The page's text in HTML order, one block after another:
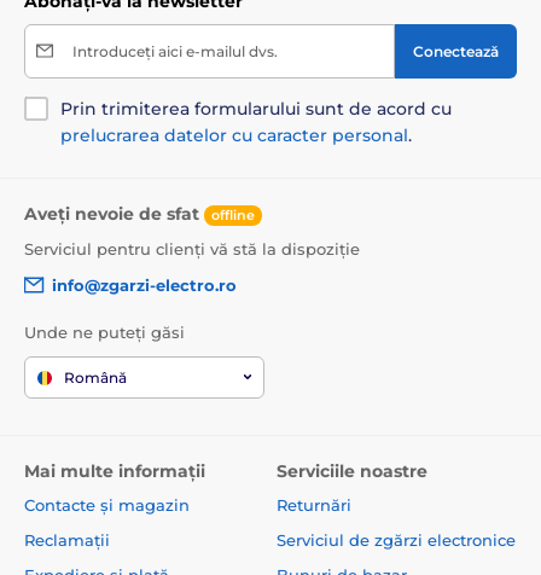
Introduceți aici e-mailul dvs. Conectează
Prin trimiterea formularului sunt de acord cu
prelucrarea datelor cu caracter personal.
Aveți nevoie de sfat offline
Serviciul pentru clienți vă stă la dispoziție
info@zgarzi-electro.ro
Unde ne puteți găsi
Română
Mai multe informații
Contacte și magazin
Reclamații
Serviciile noastre
Returnări
Serviciul de zgărzi electronice